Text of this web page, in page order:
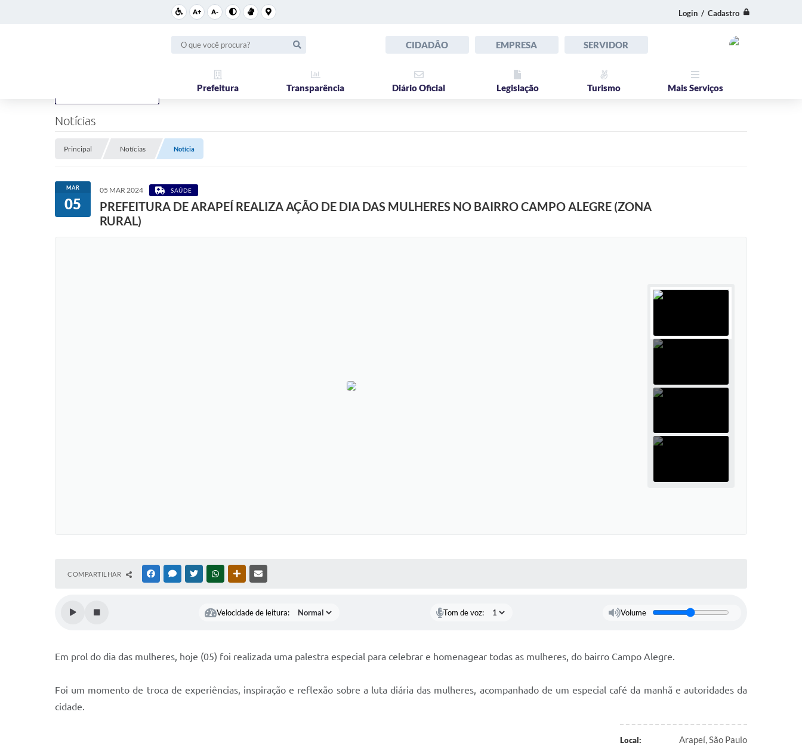
Login / Cadastro
A+ A-
CIDADÃO EMPRESA SERVIDOR
Prefeitura Transparência Diário Oficial Legislação Turismo Mais Serviços
Notícias
Principal Notícias Notícia
MAR
05
05 MAR 2024 SAÚDE
PREFEITURA DE ARAPEÍ REALIZA AÇÃO DE DIA DAS MULHERES NO BAIRRO CAMPO ALEGRE (ZONA
RURAL)
COMPARTILHAR FACEBOOKMESSENGER
TWITTERWHATSAPPOUTRAS MÍDIAS
Velocidade de leitura: Tom de voz: Volume
Em prol do dia das mulheres, hoje (05) foi realizada uma palestra especial para celebrar e homenagear todas as mulheres, do bairro Campo Alegre.
Foi um momento de troca de experiências, inspiração e reflexão sobre a luta diária das mulheres, acompanhado de um especial café da manhã e autoridades da
cidade.
Local: Arapeí, São Paulo